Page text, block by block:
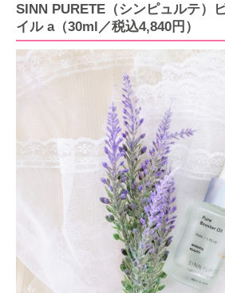
SINN PURETE（シンピュルテ）
イル a（30ml／税込4,840円）